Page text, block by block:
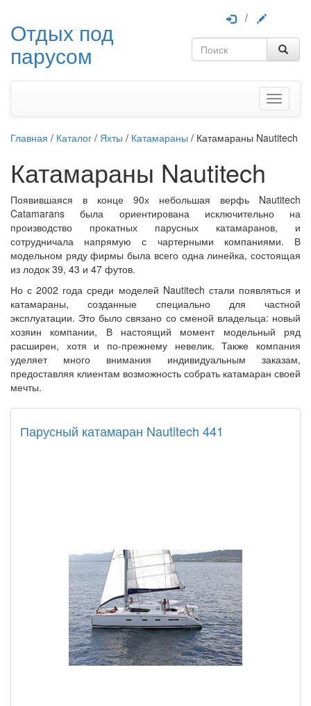
Отдых под
парусом
/
Меню
Главная / Каталог / Яхты / Катамараны / Катамараны Nautitech
Катамараны Nautitech
Появившаяся в конце 90х небольшая верфь Nautitech
Catamarans была ориентирована исключительно на
производство прокатных парусных катамаранов, и
сотрудничала напрямую с чартерными компаниями. В
модельном ряду фирмы была всего одна линейка, состоящая
из лодок 39, 43 и 47 футов.
Но с 2002 года среди моделей Nautitech стали появляться и
катамараны, созданные специально для частной
эксплуатации. Это было связано со сменой владельца: новый
хозяин компании, В настоящий момент модельный ряд
расширен, хотя и по-прежнему невелик. Также компания
уделяет много внимания индивидуальным заказам,
предоставляя клиентам возможность собрать катамаран своей
мечты.
Парусный катамаран Nautitech 441